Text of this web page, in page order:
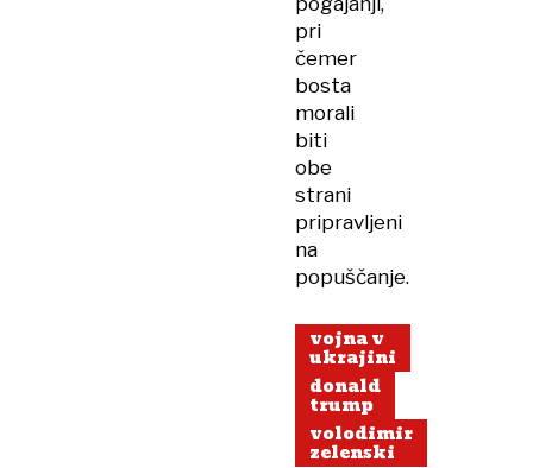
pri
čemer
bosta
morali
biti
obe
strani
pripravljeni
na
popuščanje.
vojna v
ukrajini
donald
trump
volodimir
zelenski